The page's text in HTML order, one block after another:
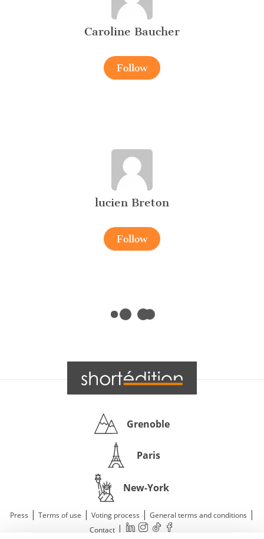
Caroline Baucher
Follow
lucien Breton
Follow
Grenoble
Paris
New-York
Press | Terms of use | Voting process | General terms and conditions |
Contact |